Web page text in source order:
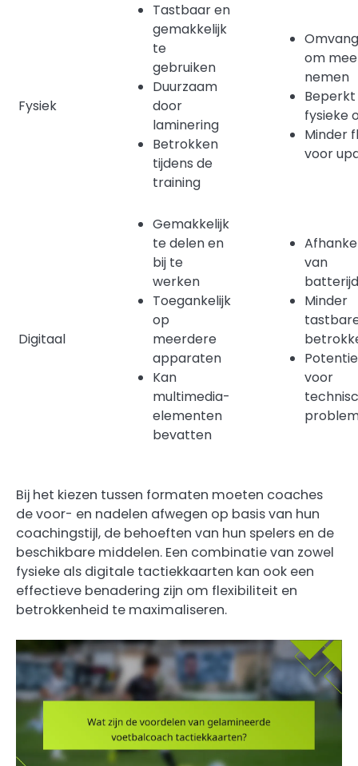
Fysiek
Tastbaar en
gemakkelijk
te
gebruiken
Duurzaam
door
laminering
Betrokken
tijdens de
training
om
nemen
fysieke
Minder
voor
Digitaal
Gemakkelijk
te delen en
bij te
werken
Toegankelijk
op
meerdere
apparaten
Kan
multimedia-
elementen
bevatten
van
Minder
voor
Bij het kiezen tussen formaten moeten coaches
de voor- en nadelen afwegen op basis van hun
coachingstijl, de behoeften van hun spelers en de
beschikbare middelen. Een combinatie van zowel
fysieke als digitale tactiekkaarten kan ook een
effectieve benadering zijn om flexibiliteit en
betrokkenheid te maximaliseren.